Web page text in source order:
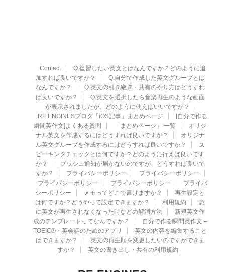
Contact
Q.復習したい英文とはなんですか？どのように追
加すれば良いですか？
Q.自分で作成した英文グループとは
なんですか？
Q.英文の引き継ぎ・共有のやり方はどうすれ
ば良いですか？
Q.英文を選択したら音楽再生のような画面
が表示されましたが、どのように使えばいいですか？
RE:ENGINESブログ「iOS記事」まとめページ
[自分で作る
瞬間英作文]よくある質問
「まとめページ」 一覧
オリジ
ナル英文を作成するにはどうすれば良いですか？
オリジナ
ル英文グループを作成するにはどうすれば良いですか？
ス
ピーキングチェックとは何ですか？どのように行えば良いです
か？
プッシュ通知が届かないのですが、どうすれば良いで
すか？
プライバシーポリシー
プライバシーポリシー
プライバシーポリシー
プライバシーポリシー
プライバ
シーポリシー
メモってどこで書けますか？
再生設定と
は何ですか？どうやって設定できますか？
利用規約
急
に英文が再生されなくなった時などの解消方法
新規英文作
成のテンプレートってなんですか？
自分で作る瞬間英作文 –
TOEIC®・英会話のためのアプリ
英文の内容を編集すること
はできますか？
英文の再生順を変更したいのですができま
すか？
英文の書き出し・共有の利用規約